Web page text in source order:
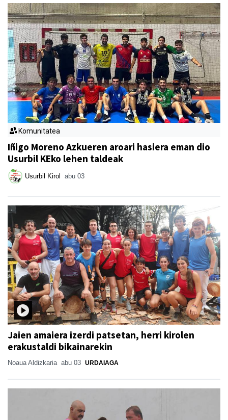
Komunitatea
Iñigo Moreno Azkueren aroari hasiera eman dio
Usurbil KEko lehen taldeak
Usurbil Kirol abu 03
Jaien amaiera izerdi patsetan, herri kirolen
erakustaldi bikainarekin
Noaua Aldizkaria abu 03 URDAIAGA